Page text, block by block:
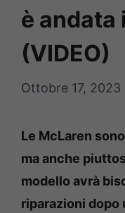
è andata
(VIDEO)
Ottobre 17, 2023
Le McLaren
ma anche
modello avrà
riparazioni dopo